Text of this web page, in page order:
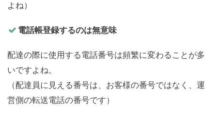
よね）
電話帳登録するのは無意味
配達の際に使用する電話番号は頻繁に変わることが多
いですよね。
（配達員に見える番号は、お客様の番号ではなく、運
営側の転送電話の番号です）